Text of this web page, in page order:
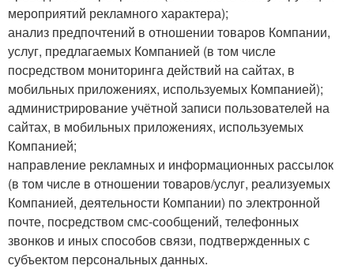
мероприятий рекламного характера);
анализ предпочтений в отношении товаров Компании,
услуг, предлагаемых Компанией (в том числе
посредством мониторинга действий на сайтах, в
мобильных приложениях, используемых Компанией);
администрирование учётной записи пользователей на
сайтах, в мобильных приложениях, используемых
Компанией;
направление рекламных и информационных рассылок
(в том числе в отношении товаров/услуг, реализуемых
Компанией, деятельности Компании) по электронной
почте, посредством смс-сообщений, телефонных
звонков и иных способов связи, подтвержденных с
субъектом персональных данных.